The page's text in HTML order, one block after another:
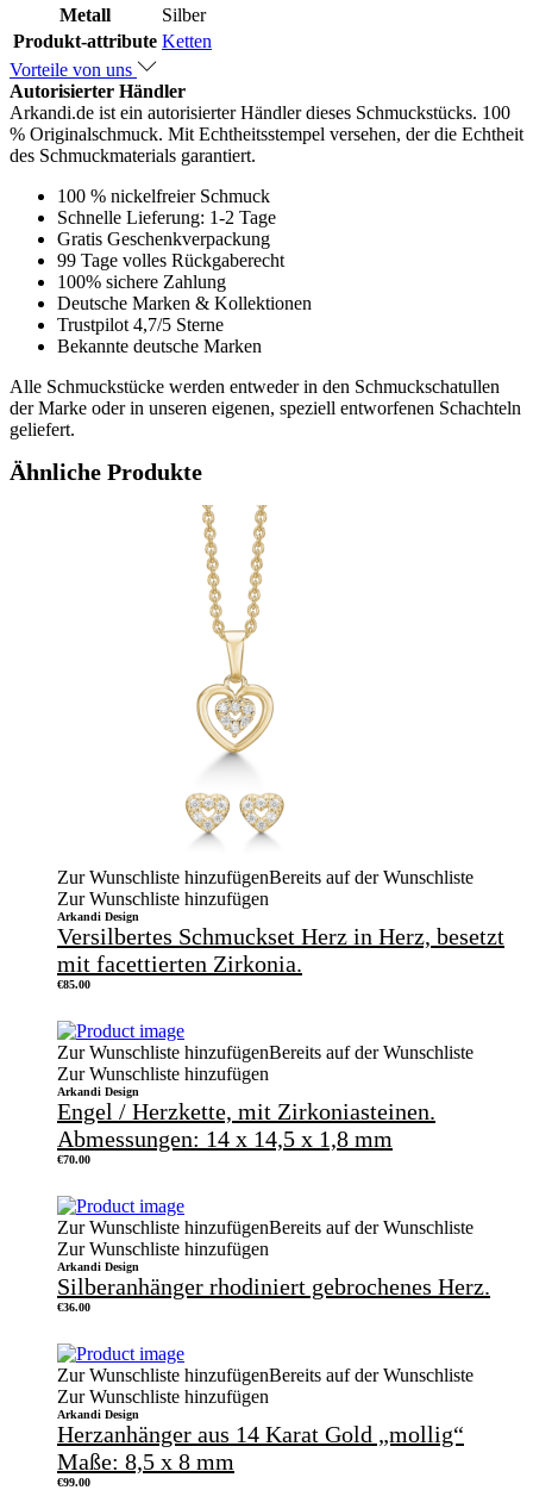
Metall
Silber
Produkt-attribute Ketten
Vorteile von uns
Autorisierter Händler
Arkandi.de ist ein autorisierter Händler dieses Schmuckstücks. 100
% Originalschmuck. Mit Echtheitsstempel versehen, der die Echtheit
des Schmuckmaterials garantiert.
100 % nickelfreier Schmuck
Schnelle Lieferung: 1-2 Tage
Gratis Geschenkverpackung
99 Tage volles Rückgaberecht
100% sichere Zahlung
Deutsche Marken & Kollektionen
Trustpilot 4,7/5 Sterne
Bekannte deutsche Marken
Alle Schmuckstücke werden entweder in den Schmuckschatullen
der Marke oder in unseren eigenen, speziell entworfenen Schachteln
geliefert.
Ähnliche Produkte
Zur Wunschliste hinzufügenBereits auf der Wunschliste
Zur Wunschliste hinzufügen
Arkandi Design
Versilbertes Schmuckset Herz in Herz, besetzt
mit facettierten Zirkonia.
€85.00
Zur Wunschliste hinzufügenBereits auf der Wunschliste
Zur Wunschliste hinzufügen
Arkandi Design
Engel / Herzkette, mit Zirkoniasteinen.
Abmessungen: 14 x 14,5 x 1,8 mm
€70.00
Zur Wunschliste hinzufügenBereits auf der Wunschliste
Zur Wunschliste hinzufügen
Arkandi Design
Silberanhänger rhodiniert gebrochenes Herz.
€36.00
Zur Wunschliste hinzufügenBereits auf der Wunschliste
Zur Wunschliste hinzufügen
Arkandi Design
Herzanhänger aus 14 Karat Gold „mollig“
Maße: 8,5 x 8 mm
€99.00